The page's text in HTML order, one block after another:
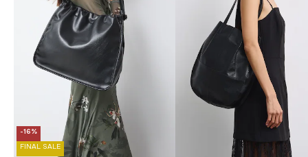
-16%
FINAL SALE